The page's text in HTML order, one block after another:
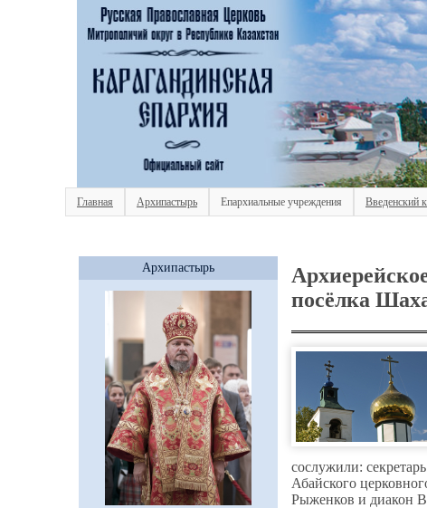
Главная Архипастырь Епархиальные учреждения Введенский
Архипастырь
посёлка
сослужили:
Абайского
Рыженков и диакон